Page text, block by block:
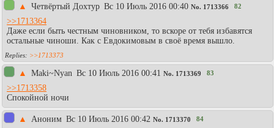
▲ Четвёртый Дохтур Вc 10 Июль 2016 00:40 No. 1713366 82
>>1713364
Даже если быть честным чиновником, то вскоре от тебя избавятся
остальные чиноши. Как с Евдокимовым в своё время вышло.
>>1713373
▲ Maki~Nyan Вc 10 Июль 2016 00:41 No. 1713369 83
>>1713358
Спокойной ночи
▲ Aнoним Вc 10 Июль 2016 00:42 No. 1713370 84